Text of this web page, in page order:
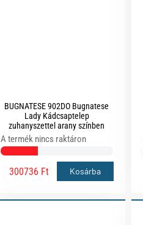
BUGNATESE 902DO Bugnatese
Lady Kádcsaptelep
zuhanyszettel arany színben
A termék nincs raktáron
300736 Ft Kosárba